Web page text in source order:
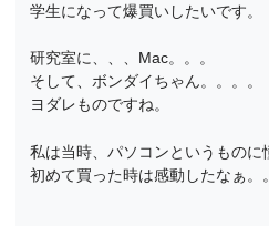
学生になって爆買いしたいです。
研究室に、、、Mac。。。
そして、ボンダイちゃん。。。。
ヨダレものですね。
私は当時、パソコンというものに
初めて買った時は感動したなぁ。。